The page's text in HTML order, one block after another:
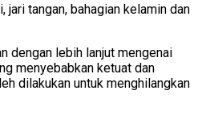
jari tangan, bahagian kelamin dan
dengan lebih lanjut mengenai
menyebabkan ketuat dan
dilakukan untuk menghilangkan